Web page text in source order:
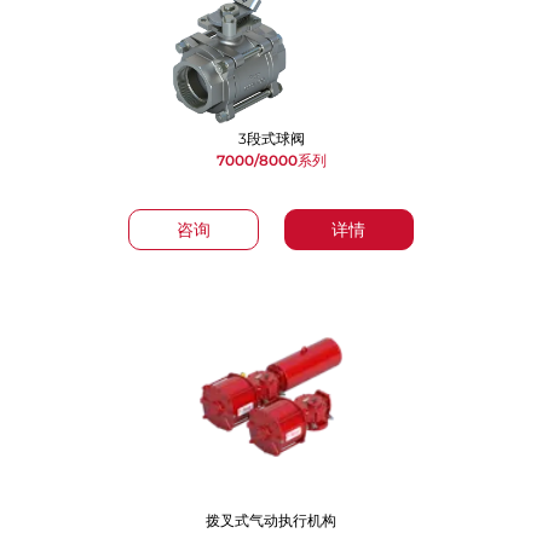
咨询 详情
3段式球阀
7000/8000系列
拨叉式气动执行机构